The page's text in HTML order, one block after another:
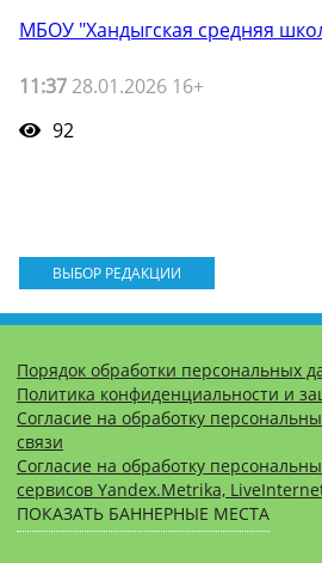
МБОУ "Хандыгская средняя
11:37 28.01.2026 16+
92
ВЫБОР РЕДАКЦИИ
Порядок обработки персональных
Политика конфиденциальности и
Согласие на обработку
связи
Согласие на обработку
сервисов Yandex.Metrika,
ПОКАЗАТЬ БАННЕРНЫЕ МЕСТА